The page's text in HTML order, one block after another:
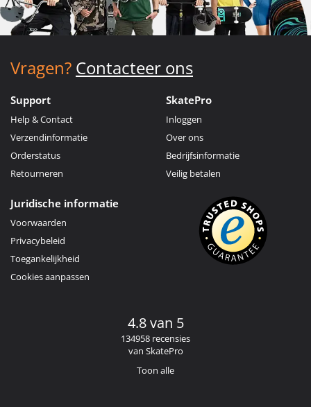
Vragen? Contacteer ons
Support
Help & Contact
Verzendinformatie
Orderstatus
Retourneren
SkatePro
Inloggen
Over ons
Bedrijfsinformatie
Veilig betalen
Juridische informatie
Voorwaarden
Privacybeleid
Toegankelijkheid
Cookies aanpassen
4.8 van 5
134958 recensies
van SkatePro
Toon alle